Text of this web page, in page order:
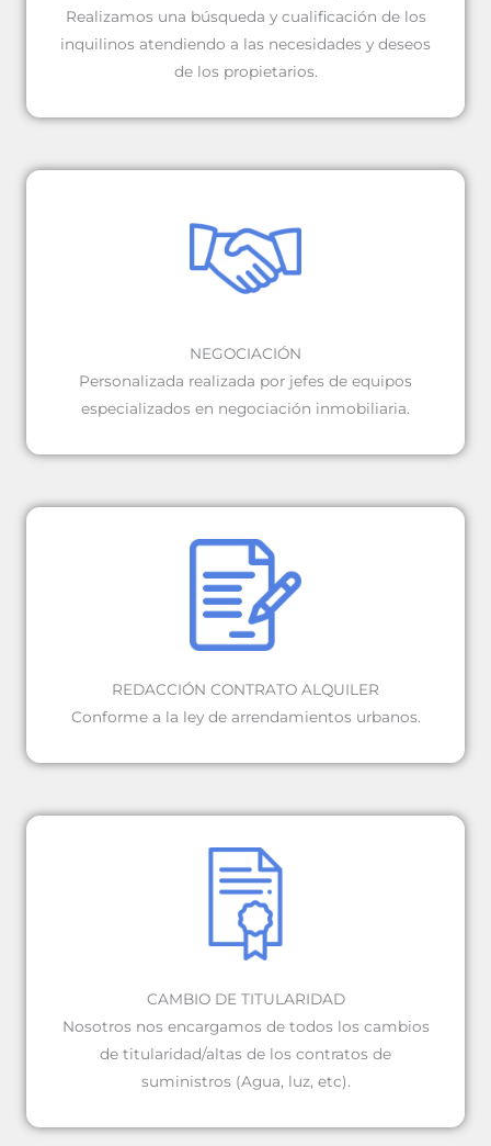
Realizamos una búsqueda y cualificación de los
inquilinos atendiendo a las necesidades y deseos
de los propietarios.
NEGOCIACIÓN
Personalizada realizada por jefes de equipos
especializados en negociación inmobiliaria.
REDACCIÓN CONTRATO ALQUILER
Conforme a la ley de arrendamientos urbanos.
CAMBIO DE TITULARIDAD
Nosotros nos encargamos de todos los cambios
de titularidad/altas de los contratos de
suministros (Agua, luz, etc).